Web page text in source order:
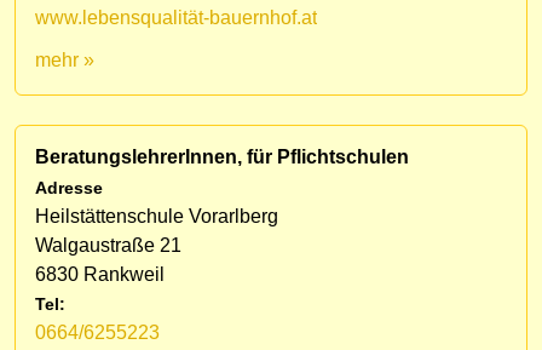
www.lebensqualität-bauernhof.at
mehr »
BeratungslehrerInnen, für Pflichtschulen
Adresse
Heilstättenschule Vorarlberg
Walgaustraße 21
6830 Rankweil
Tel:
0664/6255223